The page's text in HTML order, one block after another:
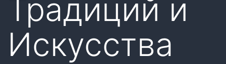
Традиций и
Искусства